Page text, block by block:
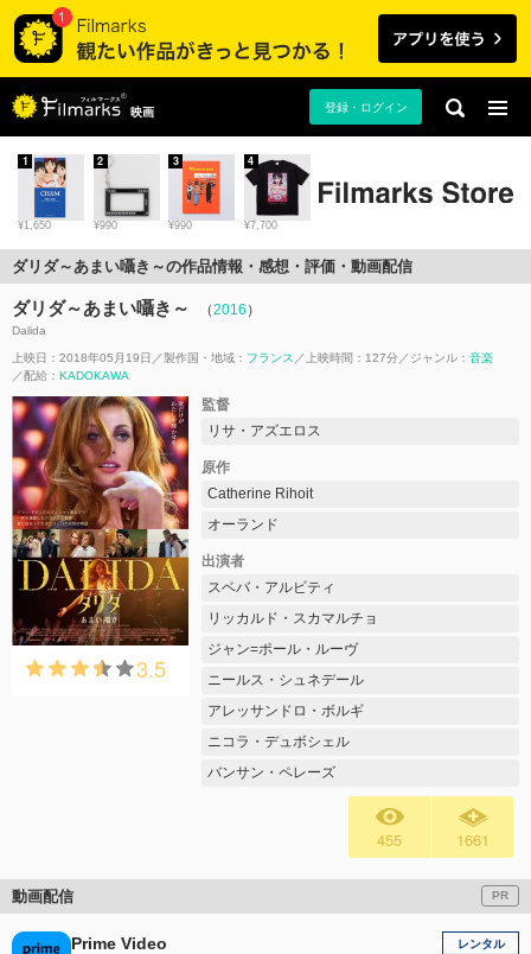
映画 登録・ログイン
¥1,650
1
¥990
2
¥990
3
¥7,700
4
ダリダ～あまい囁き～の作品情報・感想・評価・動画配信
ダリダ～あまい囁き～ （2016 ）
Dalida
上映日：2018年05月19日 製作国・地域： フランス 上映時間：127分 ジャンル： 音楽
配給： KADOKAWA
3.5
監督
リサ・アズエロス
原作
Catherine Rihoit
オーランド
出演者
スベバ・アルビティ
リッカルド・スカマルチョ
ジャン=ポール・ルーヴ
ニールス・シュネデール
アレッサンドロ・ボルギ
ニコラ・デュボシェル
バンサン・ペレーズ
455 1661
動画配信 PR
Prime Video
レンタル